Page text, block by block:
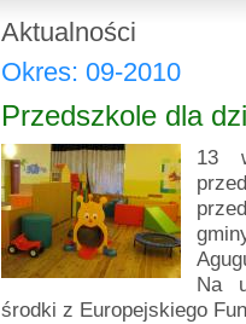
Aktualności
Okres: 09-2010
Przedszkole dla
13
Na
środki z Europejskiego